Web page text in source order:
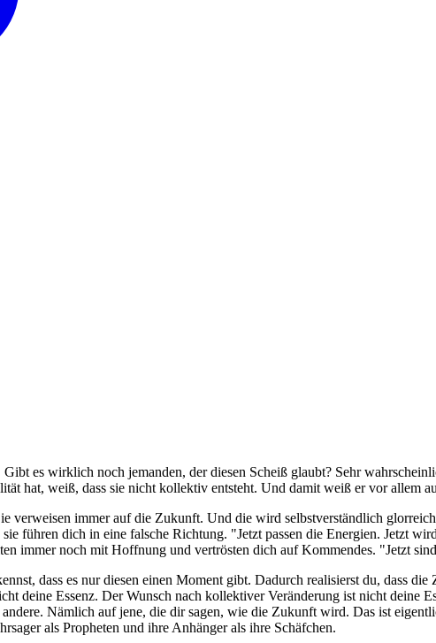
es wirklich noch jemanden, der diesen Scheiß glaubt? Sehr
hat, weiß, dass sie nicht kollektiv entsteht. Und damit weiß er vor allem
verweisen immer auf die Zukunft. Und die wird selbstverständlich
führen dich in eine falsche Richtung. "Jetzt passen die Energien. Jetzt
immer noch mit Hoffnung und vertrösten dich auf Kommendes. "Jetzt
dass es nur diesen einen Moment gibt. Dadurch realisierst du, dass
deine Essenz. Der Wunsch nach kollektiver Veränderung ist nicht deine
Nämlich auf jene, die dir sagen, wie die Zukunft wird. Das ist
als Propheten und ihre Anhänger als ihre Schäfchen.